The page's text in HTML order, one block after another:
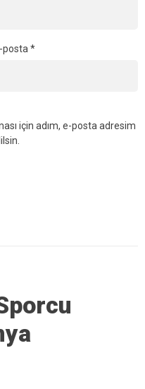
posta*
için adım, e-posta adresim